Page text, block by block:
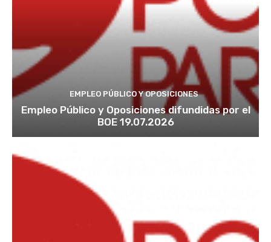
EMPLEO PÚBLICO Y OPOSICIONES
Empleo Público y Oposiciones difundidas por el
BOE 19.07.2026